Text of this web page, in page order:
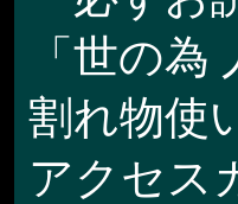
「世の
割れ物使
アクセス